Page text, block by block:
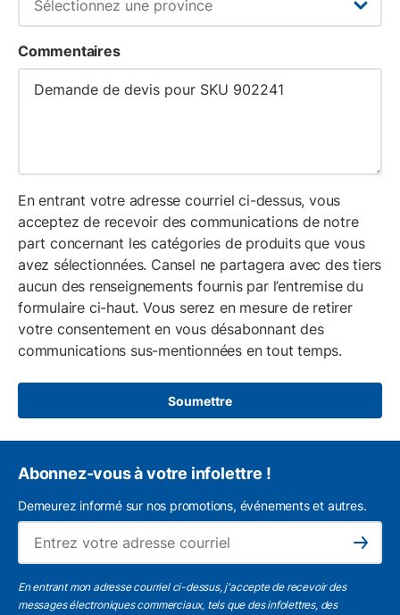
Commentaires
En entrant votre adresse courriel ci-dessus, vous
acceptez de recevoir des communications de notre
part concernant les catégories de produits que vous
avez sélectionnées. Cansel ne partagera avec des tiers
aucun des renseignements fournis par l’entremise du
formulaire ci-haut. Vous serez en mesure de retirer
votre consentement en vous désabonnant des
communications sus-mentionnées en tout temps.
Soumettre
Abonnez-vous à votre infolettre !
Demeurez informé sur nos promotions, événements et autres.
Subscribe
En entrant mon adresse courriel ci-dessus, j'accepte de recevoir des
messages électroniques commerciaux, tels que des infolettres, des